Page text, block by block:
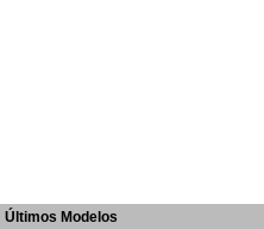
Últimos Modelos